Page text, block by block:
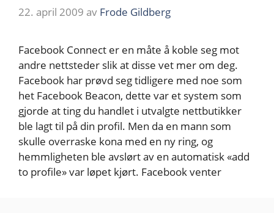
22. april 2009 av Frode Gildberg
Facebook Connect er en måte å koble seg mot
andre nettsteder slik at disse vet mer om deg.
Facebook har prøvd seg tidligere med noe som
het Facebook Beacon, dette var et system som
gjorde at ting du handlet i utvalgte nettbutikker
ble lagt til på din profil. Men da en mann som
skulle overraske kona med en ny ring, og
hemmligheten ble avslørt av en automatisk «add
to profile» var løpet kjørt. Facebook venter